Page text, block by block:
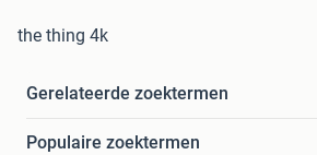
the thing 4k
Gerelateerde zoektermen
Populaire zoektermen